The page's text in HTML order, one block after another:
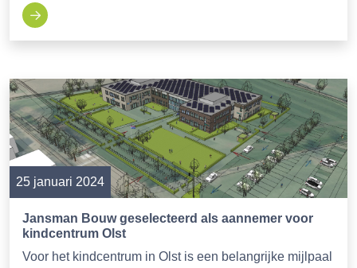
25 januari 2024
Jansman Bouw geselecteerd als aannemer voor
kindcentrum Olst
Voor het kindcentrum in Olst is een belangrijke mijlpaal